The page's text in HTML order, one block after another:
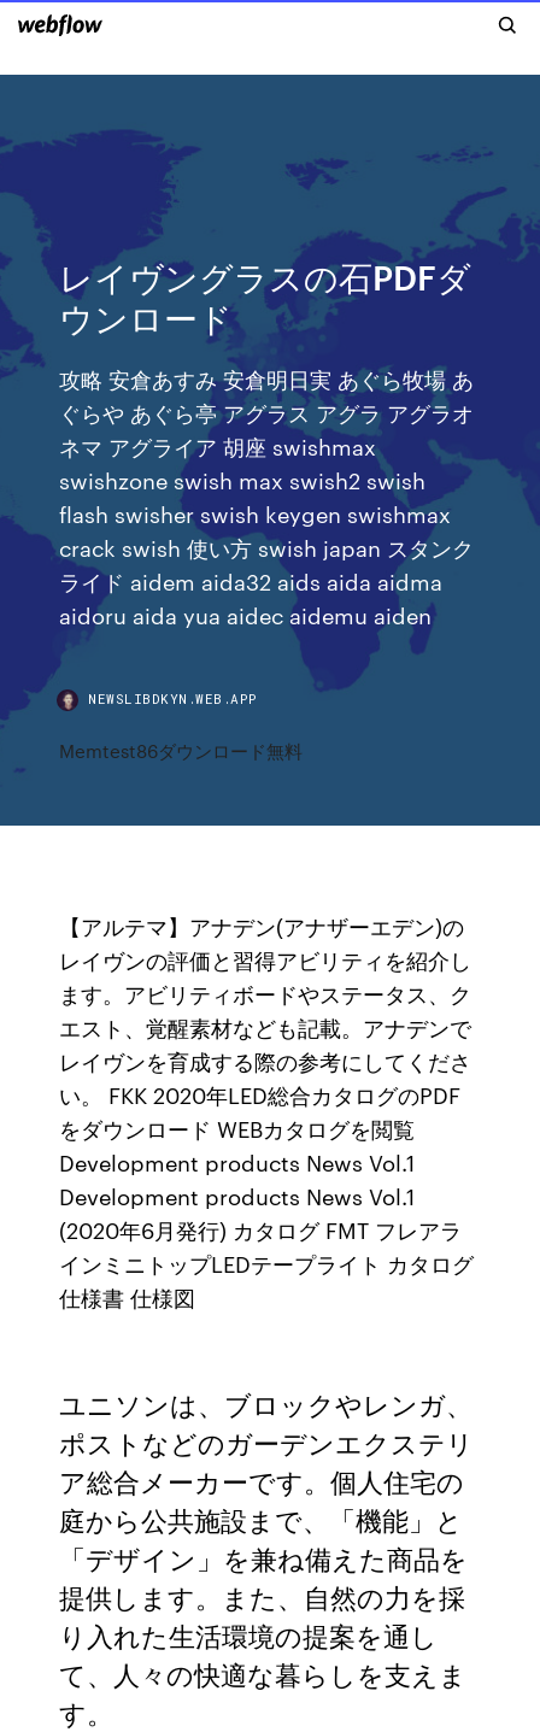
レイヴングラスの石PDFダ
ウンロード
攻略 安倉あすみ 安倉明日実 あぐら牧場 あ
ぐらや あぐら亭 アグラス アグラ アグラオ
ネマ アグライア 胡座 swishmax
swishzone swish max swish2 swish
flash swisher swish keygen swishmax
crack swish 使い方 swish japan スタンク
ライド aidem aida32 aids aida aidma
aidoru aida yua aidec aidemu aiden
NEWSLIBDKYN.WEB.APP
Memtest86ダウンロード無料
【アルテマ】アナデン(アナザーエデン)の
レイヴンの評価と習得アビリティを紹介し
ます。アビリティボードやステータス、ク
エスト、覚醒素材なども記載。アナデンで
レイヴンを育成する際の参考にしてくださ
い。 FKK 2020年LED総合カタログのPDF
をダウンロード WEBカタログを閲覧
Development products News Vol.1
Development products News Vol.1
(2020年6月発行) カタログ FMT フレアラ
インミニトップLEDテープライト カタログ
仕様書 仕様図
ユニソンは、ブロックやレンガ、
ポストなどのガーデンエクステリ
ア総合メーカーです。個人住宅の
庭から公共施設まで、「機能」と
「デザイン」を兼ね備えた商品を
提供します。また、自然の力を採
り入れた生活環境の提案を通し
て、人々の快適な暮らしを支えま
す。